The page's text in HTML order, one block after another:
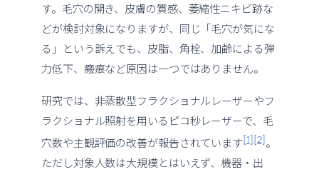
す。毛穴の開き、皮膚の質感、萎縮性ニキビ跡な
どが検討対象になりますが、同じ「毛穴が気にな
る」という訴えでも、皮脂、角栓、加齢による弾
力低下、瘢痕など原因は一つではありません。
研究では、非蒸散型フラクショナルレーザーやフ
ラクショナル照射を用いるピコ秒レーザーで、毛
穴数や主観評価の改善が報告されています[1] [2]。
ただし対象人数は大規模とはいえず、機器・出